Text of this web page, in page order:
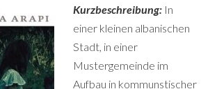
Kurzbeschreibung: In
einer kleinen albanischen
Stadt, in einer
Mustergemeinde im
Aufbau in kommunstischer